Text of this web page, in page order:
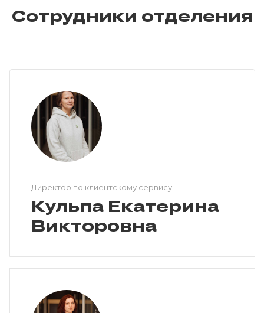
Сотрудники отделения
Директор по клиентскому сервису
Кульпа Екатерина
Викторовна